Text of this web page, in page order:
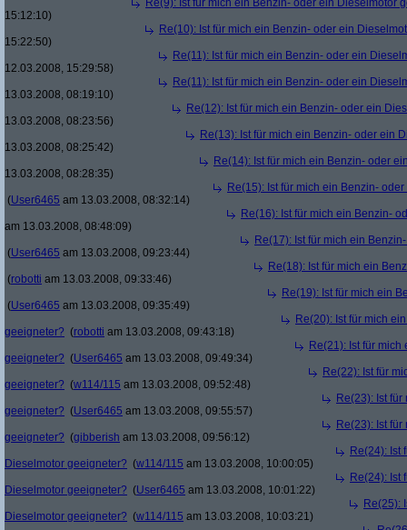
Re(9): Ist für mich ein Benzin- oder ein Dieselmotor
15:12:10)
Re(10): Ist für mich ein Benzin- oder ein
15:22:50)
Re(11): Ist für mich ein Benzin- oder ein
12.03.2008, 15:29:58)
Re(11): Ist für mich ein Benzin- oder ein
13.03.2008, 08:19:10)
Re(12): Ist für mich ein Benzin- oder ein
13.03.2008, 08:23:56)
Re(13): Ist für mich ein Benzin- oder ein
13.03.2008, 08:25:42)
Re(14): Ist für mich ein Benzin- oder
13.03.2008, 08:28:35)
Re(15): Ist für mich ein Benzin-
(User6465 am 13.03.2008, 08:32:14)
Re(16): Ist für mich ein Benzin-
am 13.03.2008, 08:48:09)
Re(17): Ist für mich ein
(User6465 am 13.03.2008, 09:23:44)
Re(18): Ist für mich ein
(robotti am 13.03.2008, 09:33:46)
Re(19): Ist für mich ein
(User6465 am 13.03.2008, 09:35:49)
Re(20): Ist für mich
geeigneter? (robotti am 13.03.2008, 09:43:18)
Re(21): Ist für
geeigneter? (User6465 am 13.03.2008, 09:49:34)
Re(22): Ist für
geeigneter? (w114/115 am 13.03.2008, 09:52:48)
Re(23): Ist
geeigneter? (User6465 am 13.03.2008, 09:55:57)
Re(23): Ist
geeigneter? (gibberish am 13.03.2008, 09:56:12)
Re(24): Ist
Dieselmotor geeigneter? (w114/115 am 13.03.2008, 10:00:05)
Re(24): Ist
Dieselmotor geeigneter? (User6465 am 13.03.2008, 10:01:22)
Re(25):
Dieselmotor geeigneter? (w114/115 am 13.03.2008, 10:03:21)